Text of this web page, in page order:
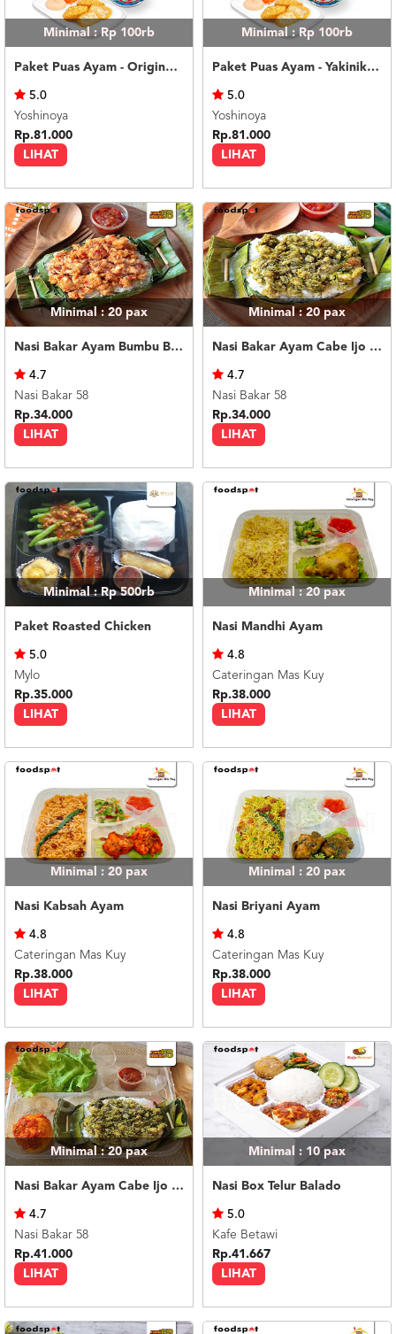
Minimal : Rp 100rb
Paket Puas Ayam - Original Beef Paket Puas (R)
LIHAT
5.0
Yoshinoya
Rp.81.000
Minimal : Rp 100rb
Paket Puas Ayam - Yakiniku Beef Paket Puas (R)
LIHAT
5.0
Yoshinoya
Rp.81.000
Minimal : 20 pax
Nasi Bakar Ayam Bumbu Bali + Kerupuk
LIHAT
4.7
Nasi Bakar 58
Rp.34.000
Minimal : 20pax
Nasi Bakar Ayam Cabe Ijo + Kerupuk
LIHAT
4.7
Nasi Bakar 58
Rp.34.000
Minimal : Rp 500rb
Paket Roasted Chicken
LIHAT
5.0
Mylo
Rp.35.000
Minimal : 20pax
Nasi Mandhi Ayam
LIHAT
4.8
Cateringan Mas Kuy
Rp.38.000
Minimal : 20 pax
Nasi Kabsah Ayam
LIHAT
4.8
Cateringan Mas Kuy
Rp.38.000
Minimal : 20 pax
Nasi Briyani Ayam
LIHAT
4.8
Cateringan Mas Kuy
Rp.38.000
Minimal : 20pax
Nasi Bakar Ayam Cabe Ijo + Telor Balado
LIHAT
4.7
Nasi Bakar 58
Rp.41.000
Minimal : 10pax
Nasi Box Telur Balado
LIHAT
5.0
Kafe Betawi
Rp.41.667